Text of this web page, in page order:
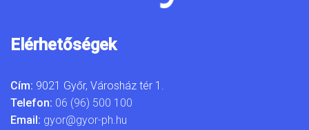
Elérhetőségek
Cím: 9021 Győr, Városház tér 1.
Telefon: 06 (96) 500 100
Email: gyor@gyor-ph.hu